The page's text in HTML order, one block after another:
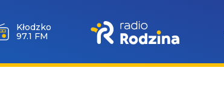
Kłodzko
97.1 FM